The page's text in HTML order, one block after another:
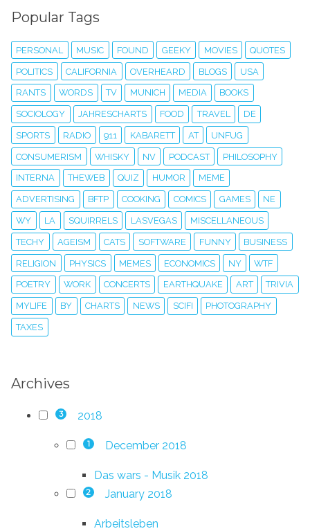
Popular Tags
PERSONAL MUSIC FOUND GEEKY MOVIES QUOTES
POLITICS CALIFORNIA OVERHEARD BLOGS USA
RANTS WORDS TV MUNICH MEDIA BOOKS
SOCIOLOGY JAHRESCHARTS FOOD TRAVEL DE
SPORTS RADIO 911 KABARETT AT UNFUG
CONSUMERISM WHISKY NV PODCAST PHILOSOPHY
INTERNA THEWEB QUIZ HUMOR MEME
ADVERTISING BFTP COOKING COMICS GAMES NE
WY LA SQUIRRELS LASVEGAS MISCELLANEOUS
TECHY AGEISM CATS SOFTWARE FUNNY BUSINESS
RELIGION PHYSICS MEMES ECONOMICS NY WTF
POETRY WORK CONCERTS EARTHQUAKE ART TRIVIA
MYLIFE BY CHARTS NEWS SCIFI PHOTOGRAPHY
TAXES
Archives
3 2018
1 December 2018
Das wars - Musik 2018
2 January 2018
Arbeitsleben